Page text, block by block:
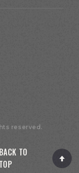
BACK TO
TOP
reserved.